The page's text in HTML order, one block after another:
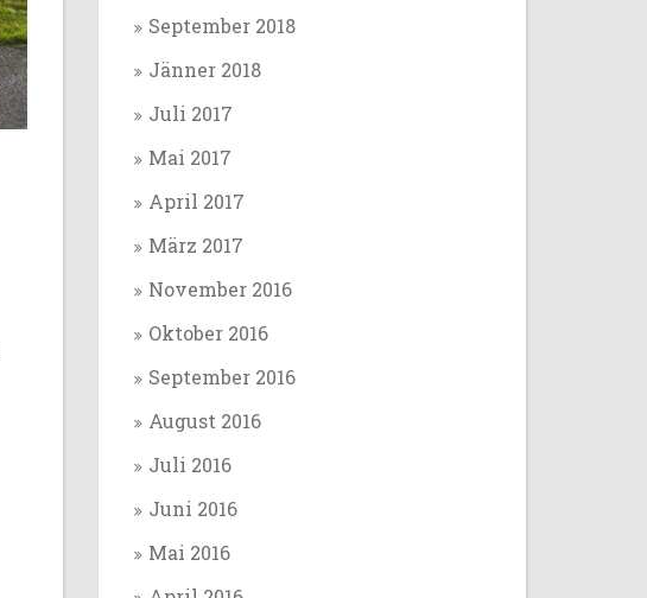
September 2018
Jänner 2018
Juli 2017
Mai 2017
April 2017
März 2017
November 2016
Oktober 2016
September 2016
August 2016
Juli 2016
Juni 2016
Mai 2016